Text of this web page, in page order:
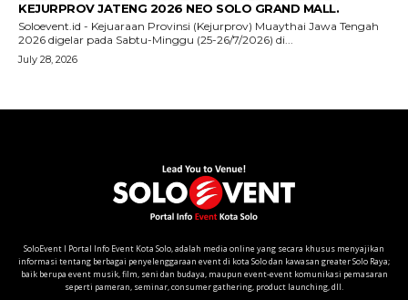
SoloEvent I Portal Info Event Kota Solo, adalah media online yang secara khusus menyajikan
informasi tentang berbagai penyelenggaraan event di kota Solo dan kawasan greater Solo Raya;
baik berupa event musik, film, seni dan budaya, maupun event-event komunikasi pemasaran
seperti pameran, seminar, consumer gathering, product launching, dll.